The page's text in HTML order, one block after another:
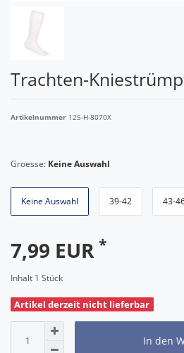
Trachten-
Artikelnummer 125-H-8070X
Groesse: Keine Auswahl
Keine Auswahl 39-42 43-
7,99 EUR *
Inhalt 1 Stück
Artikel derzeit nicht lieferbar
In den